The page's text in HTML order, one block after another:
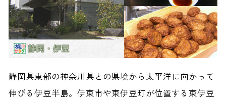
静岡県東部の神奈川県との県境から太平洋に向かって
伸びる伊豆半島。伊東市や東伊豆町が位置する東伊豆